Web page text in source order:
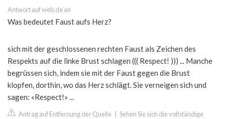
Antwort auf web.de an
Was bedeutet Faust aufs Herz?
sich mit der geschlossenen rechten Faust als Zeichen des
Respekts auf die linke Brust schlagen ((( Respect! ))) ... Manche
begrüssen sich, indem sie mit der Faust gegen die Brust
klopfen, dorthin, wo das Herz schlägt. Sie verneigen sich und
sagen: «Respect!» ...
Antrag auf Entfernung der Quelle Sehen Sie sich die vollständige